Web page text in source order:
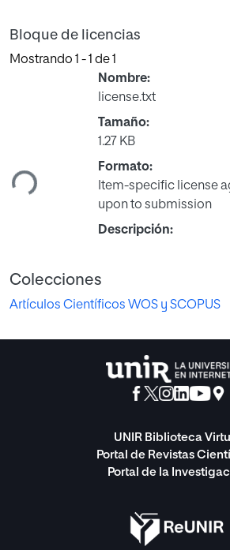
Bloque de licencias
Mostrando 1 - 1 de 1
Cargando...
Nombre:
license.txt
Tamaño:
1.27 KB
Formato:
Item-specific license
upon to submission
Descripción:
Colecciones
Artículos Científicos WOS y SCOPUS
UNIR Biblioteca
Portal de Revistas
Portal de la